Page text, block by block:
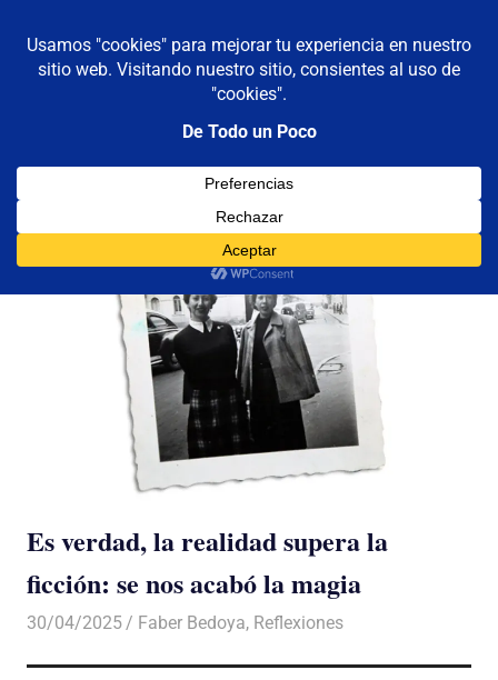
contenido
De todo un poco
Reflexiones,
Viajes
MENÚ
Es verdad, la realidad supera la
ficción: se nos acabó la magia
30/04/2025 De todo un Poco
Faber Bedoya, Reflexiones